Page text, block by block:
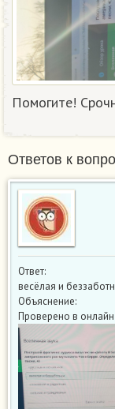
Помогите!
Ответов к
Ответ:
весёлая и
Объяснение:
Проверено в онлайн